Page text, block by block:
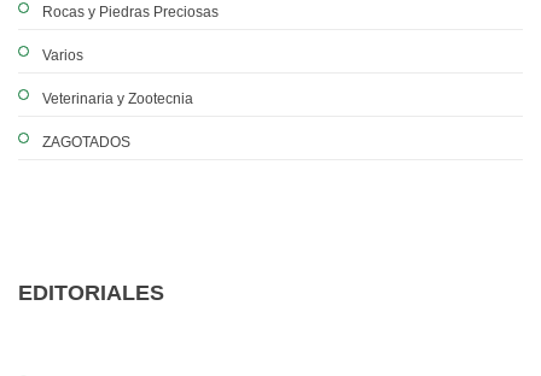
Rocas y Piedras Preciosas
Varios
Veterinaria y Zootecnia
ZAGOTADOS
EDITORIALES